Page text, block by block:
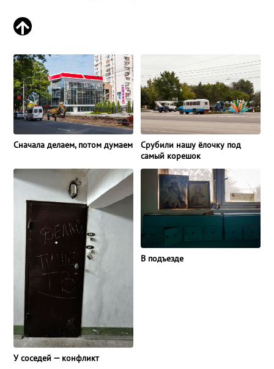
Сначала делаем, потом думаем
Срубили нашу ёлочку под
самый корешок
У соседей — конфликт
В подъезде